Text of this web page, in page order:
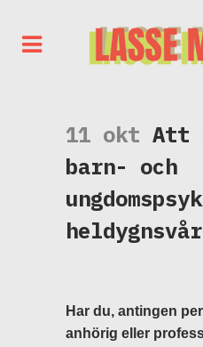
11 okt Att
barn- och
Har du, antingen
anhörig eller